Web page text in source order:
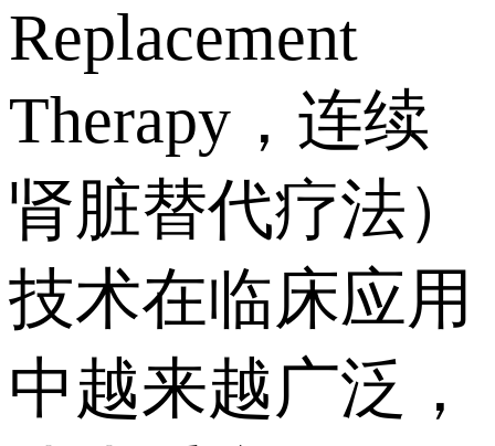
Replacement
Therapy，连续
肾脏替代疗法）
技术在临床应用
中越来越广泛，